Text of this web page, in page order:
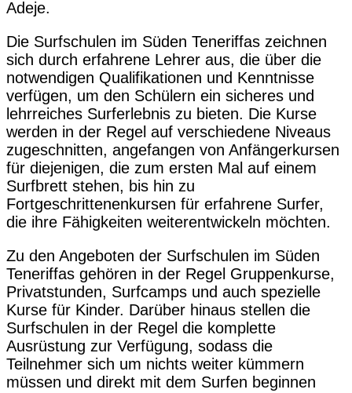
Adeje.
Die Surfschulen im Süden Teneriffas zeichnen
sich durch erfahrene Lehrer aus, die über die
notwendigen Qualifikationen und Kenntnisse
verfügen, um den Schülern ein sicheres und
lehrreiches Surferlebnis zu bieten. Die Kurse
werden in der Regel auf verschiedene Niveaus
zugeschnitten, angefangen von Anfängerkursen
für diejenigen, die zum ersten Mal auf einem
Surfbrett stehen, bis hin zu
Fortgeschrittenenkursen für erfahrene Surfer,
die ihre Fähigkeiten weiterentwickeln möchten.
Zu den Angeboten der Surfschulen im Süden
Teneriffas gehören in der Regel Gruppenkurse,
Privatstunden, Surfcamps und auch spezielle
Kurse für Kinder. Darüber hinaus stellen die
Surfschulen in der Regel die komplette
Ausrüstung zur Verfügung, sodass die
Teilnehmer sich um nichts weiter kümmern
müssen und direkt mit dem Surfen beginnen